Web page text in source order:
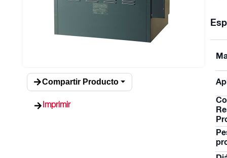
Compartir Producto
Imprimir